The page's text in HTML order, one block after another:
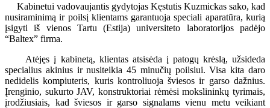
Kabinetui vadovaujantis gydytojas Kęstutis Kuzmickas sako, kad
nusiraminimą ir poilsį klientams garantuoja speciali aparatūra, kurią
įsigyti iš vienos Tartu (Estija) universiteto laboratorijos padėjo
“Baltex” firma.
Atėjęs į kabinetą, klientas atsisėda į patogų krėslą, užsideda
specialius akinius ir nusiteikia 45 minučių poilsiui. Visa kita daro
nedidelis kompiuteris, kuris kontroliuoja šviesos ir garso dažnius.
Įrenginio, sukurto JAV, konstruktoriai rėmėsi mokslininkų tyrimais,
įrodžiusiais, kad šviesos ir garso signalams vienu metu veikiant